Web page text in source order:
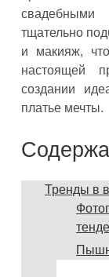
тщательно
и макияж,
настоящей
создании
платье мечты.
Тренды в